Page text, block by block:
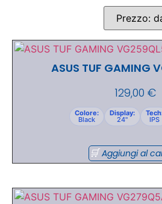
ASUS TUF GAMING
129,00 €
Colore:
Black
Display:
24" IPS
Aggiungi al